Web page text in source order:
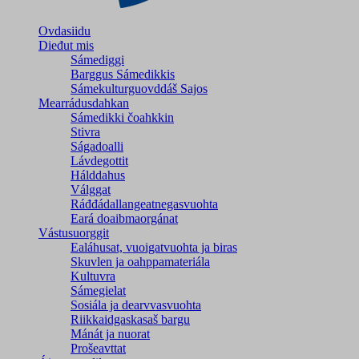
Ovdasiidu
Dieđut mis
Sámediggi
Barggus Sámedikkis
Sámekulturguovddáš Sajos
Mearrádusdahkan
Sámedikki čoahkkin
Stivra
Ságadoalli
Lávdegottit
Hálddahus
Válggat
Ráđđádallangeatnegas­vuohta
Eará doaibmaorgánat
Vástusuorggit
Ealáhusat, vuoigatvuohta ja biras
Skuvlen ja oahppamateriála
Kultuvra
Sámegielat
Sosiála ja dearvvasvuohta
Riikkaidgaskasaš bargu
Mánát ja nuorat
Prošeavttat